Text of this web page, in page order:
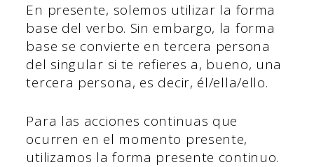
En presente, solemos utilizar la forma
base del verbo. Sin embargo, la forma
base se convierte en tercera persona
del singular si te refieres a, bueno, una
tercera persona, es decir, él/ella/ello.
Para las acciones continuas que
ocurren en el momento presente,
utilizamos la forma presente continuo.